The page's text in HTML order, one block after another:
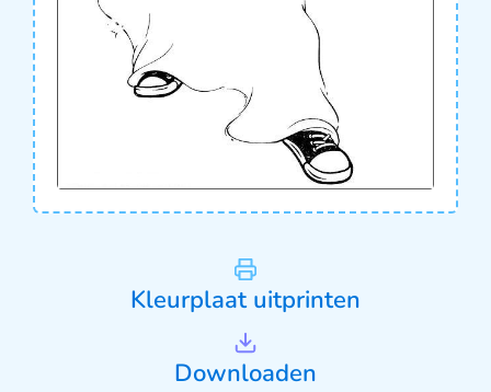
Kleurplaat uitprinten
Downloaden